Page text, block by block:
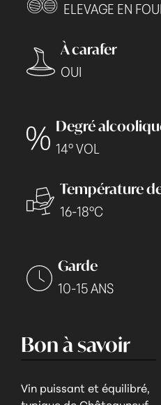
ELEVAGE EN
À carafer
OUI
Degré
14° VOL
Température
16-18°C
Garde
10-15 ANS
Bon à savoir
Vin puissant et équilibré,